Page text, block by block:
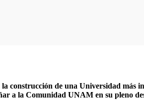
de una Universidad más
a la Comunidad UNAM en su pleno